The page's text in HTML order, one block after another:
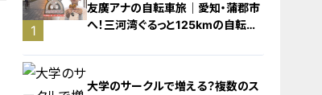
1
友廣アナの自転車旅｜愛知・蒲郡市
へ！三河湾ぐるっと125kmの自転車
大学のサークルで増える？複数のス